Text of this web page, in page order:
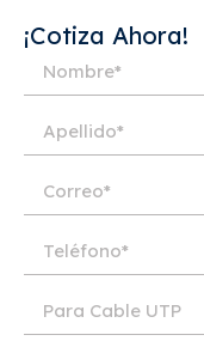
¡Cotiza Ahora!